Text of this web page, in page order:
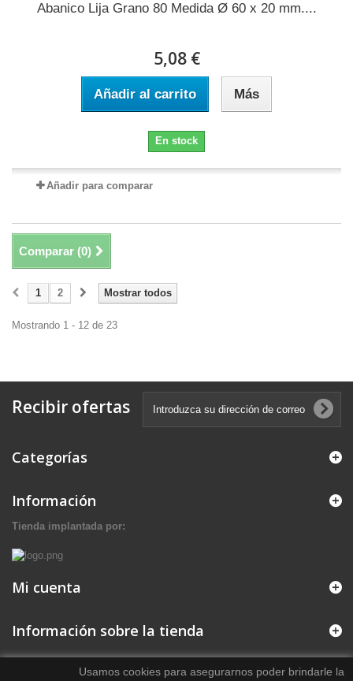
Abanico Lija Grano 80 Medida Ø 60 x 20 mm....
5,08 €
Añadir al carrito Más
En stock
Añadir para comparar
Comparar (0)
Mostrar todos
1 2
Mostrando 1 - 12 de 23
Recibir ofertas
Categorías
Información
Tienda implantada por:
Mi cuenta
Información sobre la tienda
Usamos cookies para asegurarnos poder brindarle la